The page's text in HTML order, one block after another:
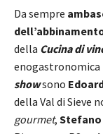
Da sempre
della Cucina di
enogastronomica
showsono
della Val di Sieve
gourmet,